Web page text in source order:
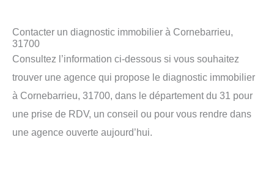
Contacter un diagnostic immobilier à Cornebarrieu,
31700
Consultez l’information ci-dessous si vous souhaitez
trouver une agence qui propose le diagnostic immobilier
à Cornebarrieu, 31700, dans le département du 31 pour
une prise de RDV, un conseil ou pour vous rendre dans
une agence ouverte aujourd’hui.